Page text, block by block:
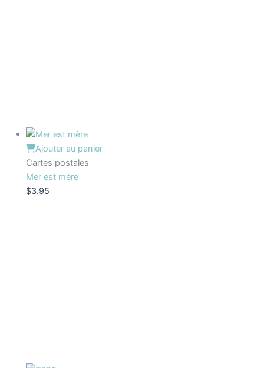
Ajouter au panier
Cartes postales
Mer est mère
$3.95